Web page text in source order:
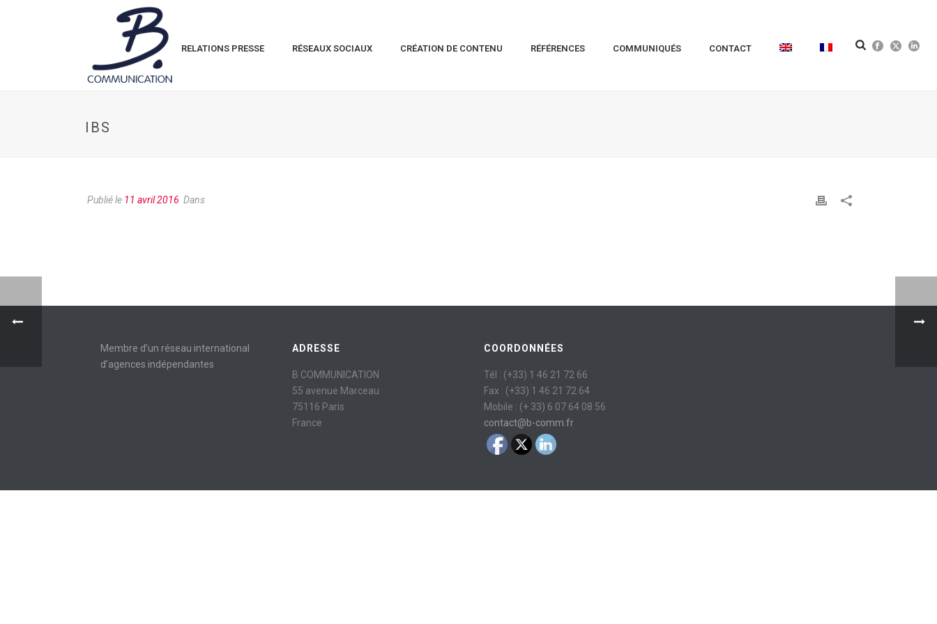
RELATIONS PRESSE RÉSEAUX SOCIAUX CRÉATION DE CONTENU RÉFÉRENCES COMMUNIQUÉS CONTACT
IBS
Publié le 11 avril 2016 Dans
Membre d’un réseau international
d’agences indépendantes
ADRESSE
B COMMUNICATION
55 avenue Marceau
75116 Paris
France
COORDONNÉES
Tél : (+33) 1 46 21 72 66
Fax : (+33) 1 46 21 72 64
Mobile : (+ 33) 6 07 64 08 56
contact@b-comm.fr